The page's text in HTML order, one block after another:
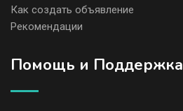
Как создать объявление
Рекомендации
Помощь и Поддержка